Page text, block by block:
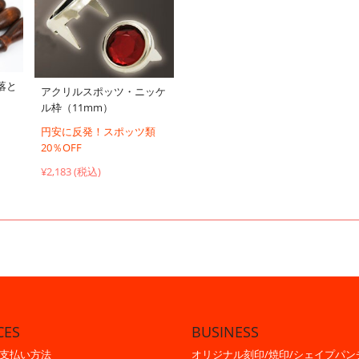
と
アクリルスポッツ・ニッケ
ル枠（11mm）
円安に反発！スポッツ類
20％OFF
¥2,183 (税込)
払い方法
BUSINESS
オリジナル刻印/焼印/シェイプパン